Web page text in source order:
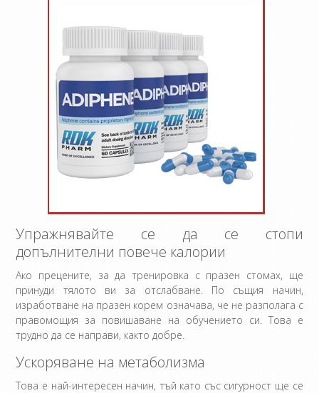
Упражнявайте се да се стопи
допълнителни повече калории
Ако прецените, за да тренировка с празен стомах, ще
принуди тялото ви за отслабване. По същия начин,
изработване на празен корем означава, че не разполага с
правомощия за повишаване на обучението си. Това е
трудно да се направи, както добре.
Ускоряване на метаболизма
Това е най-интересен начин, тъй като със сигурност ще се